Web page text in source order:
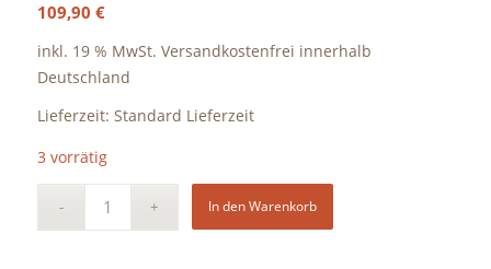
109,90 €
inkl. 19 % MwSt. Versandkostenfrei innerhalb
Deutschland
Lieferzeit: Standard Lieferzeit
3 vorrätig
In den Warenkorb